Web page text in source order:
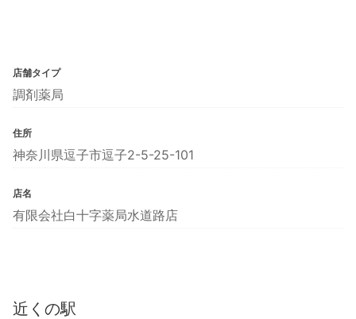
店舗タイプ
調剤薬局
住所
神奈川県逗子市逗子2-5-25-101
店名
有限会社白十字薬局水道路店
近くの駅